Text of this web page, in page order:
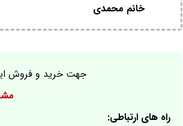
خانم محمدی
جهت خرید و فروش
راه های ارتباطی: